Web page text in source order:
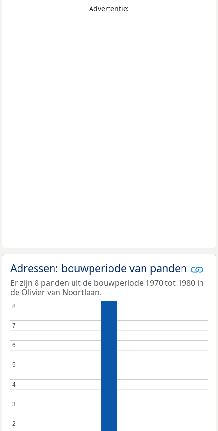
Advertentie:
Adressen: bouwperiode van panden
Er zijn 8 panden uit de bouwperiode 1970 tot 1980 in
de Olivier van Noortlaan.
2
2
3
3
4
4
5
5
6
6
7
7
8
8